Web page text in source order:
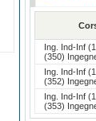
Ing. Ind-Inf
(350)
Ing. Ind-Inf
(352)
Ing. Ind-Inf
(353)